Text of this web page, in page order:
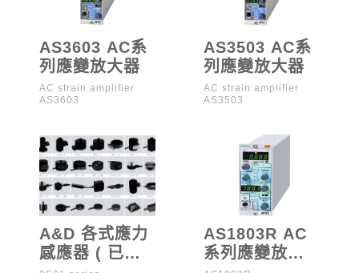
AS3603 AC系
列應變放大器
AC strain amplifier
AS3603
AS3503 AC系
列應變放大器
AC strain amplifier
AS3503
A&D 各式應力
感應器 ( 已停
AS1803R AC
系列應變放大